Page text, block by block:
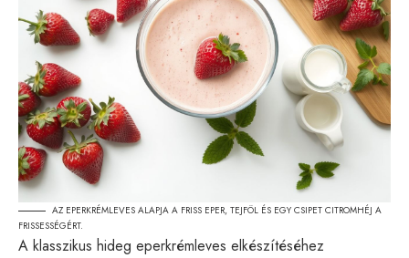
AZ EPERKRÉMLEVES ALAPJA A FRISS EPER, TEJFÖL ÉS EGY CSIPET CITROMHÉJ A
FRISSESSÉGÉRT.
A klasszikus hideg eperkrémleves elkészítéséhez